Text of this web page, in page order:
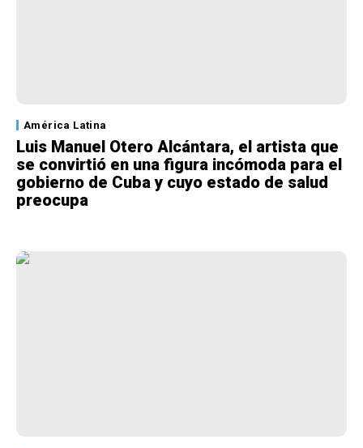
América Latina
Luis Manuel Otero Alcántara, el artista que
se convirtió en una figura incómoda para el
gobierno de Cuba y cuyo estado de salud
preocupa